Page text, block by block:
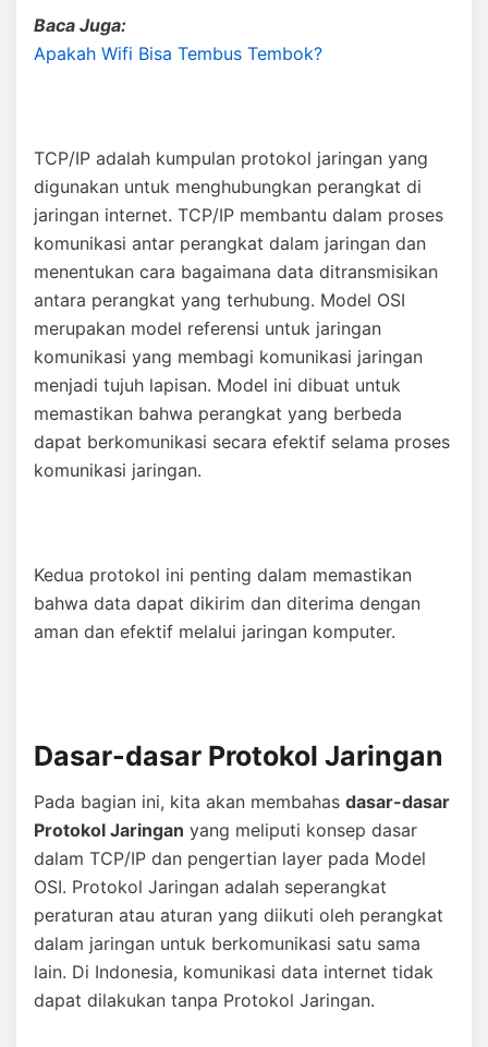
Baca Juga:
Apakah Wifi Bisa Tembus Tembok?
TCP/IP adalah kumpulan protokol jaringan yang
digunakan untuk menghubungkan perangkat di
jaringan internet. TCP/IP membantu dalam proses
komunikasi antar perangkat dalam jaringan dan
menentukan cara bagaimana data ditransmisikan
antara perangkat yang terhubung. Model OSI
merupakan model referensi untuk jaringan
komunikasi yang membagi komunikasi jaringan
menjadi tujuh lapisan. Model ini dibuat untuk
memastikan bahwa perangkat yang berbeda
dapat berkomunikasi secara efektif selama proses
komunikasi jaringan.
Kedua protokol ini penting dalam memastikan
bahwa data dapat dikirim dan diterima dengan
aman dan efektif melalui jaringan komputer.
Dasar-dasar Protokol Jaringan
Pada bagian ini, kita akan membahas dasar-dasar
Protokol Jaringan yang meliputi konsep dasar
dalam TCP/IP dan pengertian layer pada Model
OSI. Protokol Jaringan adalah seperangkat
peraturan atau aturan yang diikuti oleh perangkat
dalam jaringan untuk berkomunikasi satu sama
lain. Di Indonesia, komunikasi data internet tidak
dapat dilakukan tanpa Protokol Jaringan.